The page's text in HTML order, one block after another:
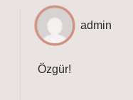
admin
Özgür!